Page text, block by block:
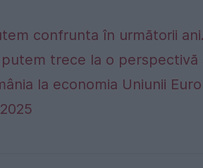
confrunta în următorii
putem trece la o perspectivă
la economia Uniunii